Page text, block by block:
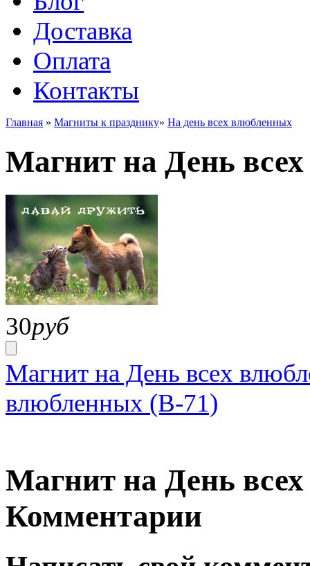
Доставка
Оплата
Контакты
Главная » Магниты к празднику» На день всех влюбленных
Магнит на День
30руб
Магнит на День всех
влюбленных (В-71)
Магнит на День
Комментарии